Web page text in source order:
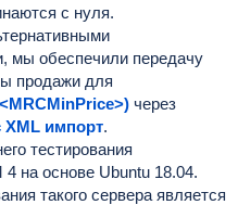
с нуля.
мы обеспечили передачу
продажи для
<MRCMinPrice>)через
импорт.
тестирования
на основе Ubuntu 18.04.
такого сервера является